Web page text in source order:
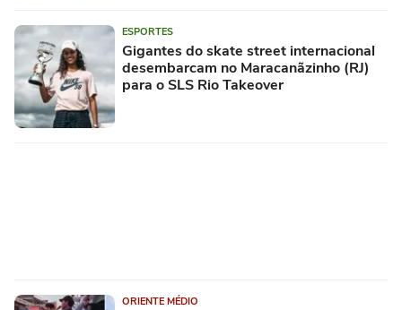
ESPORTES
Gigantes do skate street internacional
desembarcam no Maracanãzinho (RJ)
para o SLS Rio Takeover
ORIENTE MÉDIO